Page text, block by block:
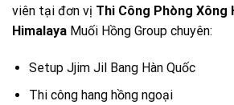
viên tại đơn vị Thi Công Phòng Xông
Himalaya Muối Hồng Group chuyên:
Setup Jjim Jil Bang Hàn Quốc
Thi công hang hồng ngoại